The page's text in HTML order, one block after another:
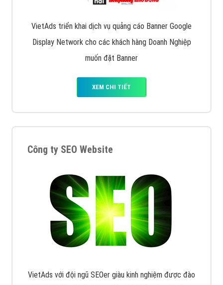
VietAds triển khai dịch vụ quảng cáo Banner Google
Display Network cho các khách hàng Doanh Nghiệp
muốn đặt Banner
XEM CHI TIẾT
Công ty SEO Website
VietAds với đội ngũ SEOer giàu kinh nghiệm được đào